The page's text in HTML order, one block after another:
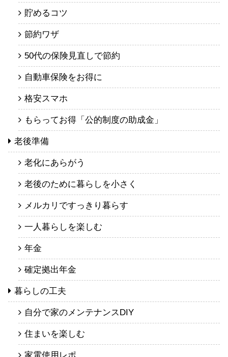
貯めるコツ
節約ワザ
50代の保険見直しで節約
自動車保険をお得に
格安スマホ
もらってお得「公的制度の助成金」
老後準備
老化にあらがう
老後のために暮らしを小さく
メルカリですっきり暮らす
一人暮らしを楽しむ
年金
確定拠出年金
暮らしの工夫
自分で家のメンテナンスDIY
住まいを楽しむ